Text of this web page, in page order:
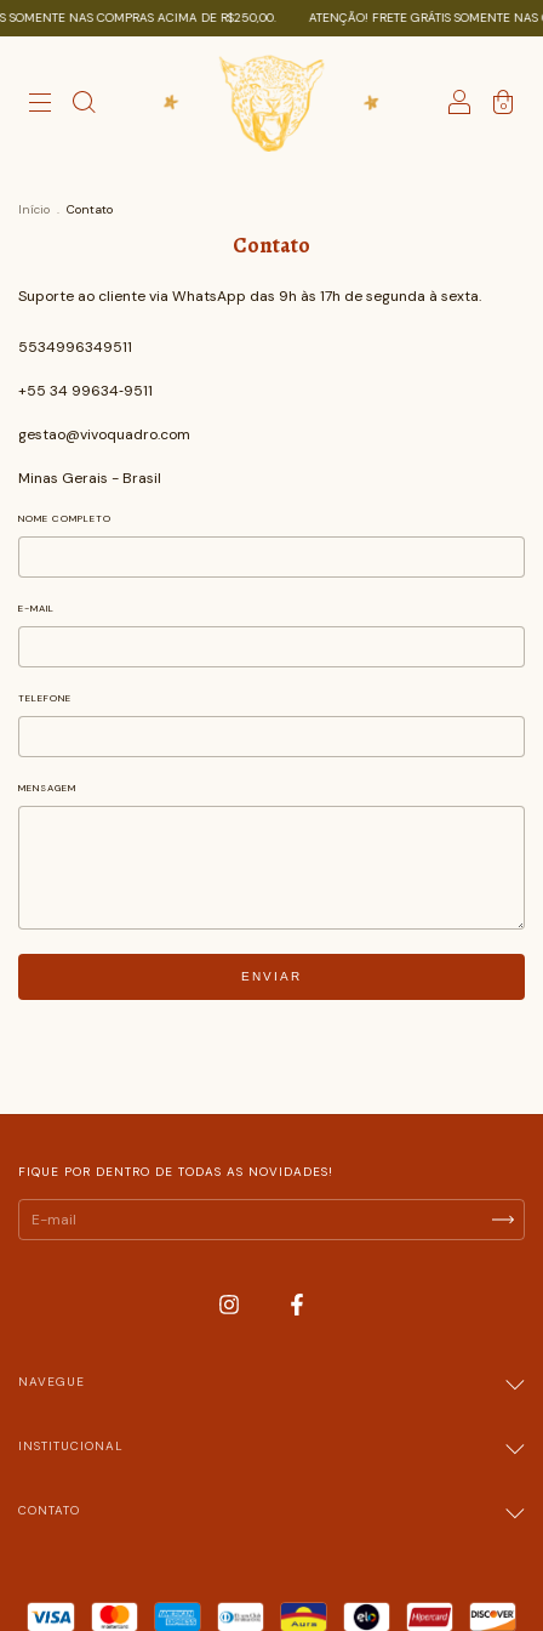
SOMENTE NAS COMPRAS ACIMA DE R$250,00. ATENÇÃO! FRETE GRÁTIS SOMENTE
0
Início . Contato
Contato
Suporte ao cliente via WhatsApp das 9h às 17h de segunda à sexta.
5534996349511
+55 34 99634‑9511‬
gestao@vivoquadro.com
Minas Gerais - Brasil
NOME COMPLETO
E-MAIL
TELEFONE
MENSAGEM
ENVIAR
FIQUE POR DENTRO DE TODAS AS NOVIDADES!
NAVEGUE
INSTITUCIONAL
CONTATO